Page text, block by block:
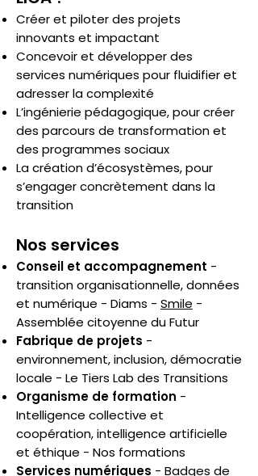
Créer et piloter des projets
innovants et impactant
Concevoir et développer des
services numériques pour fluidifier et
adresser la complexité
L’ingénierie pédagogique, pour créer
des parcours de transformation et
des programmes sociaux
La création d’écosystèmes, pour
s’engager concrètement dans la
transition
Nos services
Conseil et accompagnement -
transition organisationnelle, données
et numérique - Diams - Smile -
Assemblée citoyenne du Futur
Fabrique de projets -
environnement, inclusion, démocratie
locale - Le Tiers Lab des Transitions
Organisme de formation -
Intelligence collective et
coopération, intelligence artificielle
et éthique - Nos formations
Services numériques - Badges de